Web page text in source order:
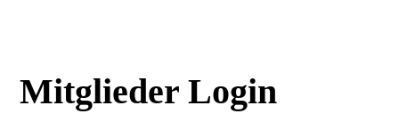
Mitglieder Login